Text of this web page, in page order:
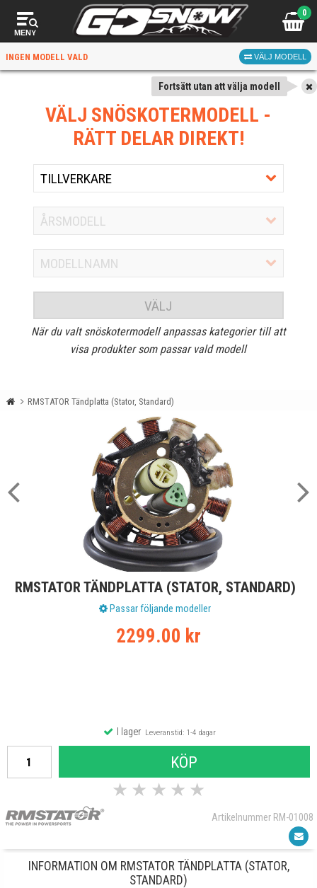
MENY
0
INGEN MODELL VALD VÄLJ MODELL
Fortsätt utan att välja modell
VÄLJ SNÖSKOTERMODELL -
RÄTT DELAR DIREKT!
VÄLJ
När du valt snöskotermodell anpassas kategorier till att
visa produkter som passar vald modell
RMSTATOR Tändplatta (Stator, Standard)
RMSTATOR TÄNDPLATTA (STATOR, STANDARD)
Passar följande modeller
2299.00 kr
I lagerLeveranstid: 1-4 dagar
KÖP
★ ★ ★ ★ ★
Artikelnummer RM-01008
INFORMATION OM RMSTATOR TÄNDPLATTA (STATOR,
STANDARD)